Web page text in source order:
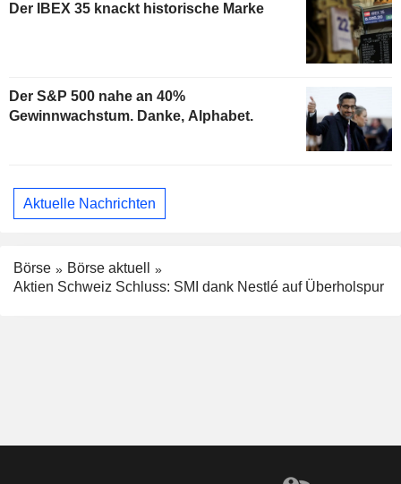
Der IBEX 35 knackt historische Marke
Der S&P 500 nahe an 40%
Gewinnwachstum. Danke, Alphabet.
Aktuelle Nachrichten
Börse
Börse aktuell
Aktien Schweiz Schluss: SMI dank Nestlé auf Überholspur